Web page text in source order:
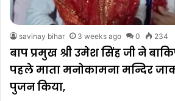
savinay bihar 3 weeks ago 0 234
बाप प्रमुख श्री उमेश सिंह जी ने
पहले माता मनोकामना मन्दिर
पुजन किया,